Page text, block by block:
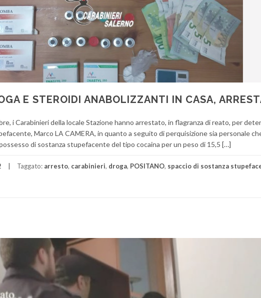
E STEROIDI ANABOLIZZANTI IN CASA,
i Carabinieri della locale Stazione hanno arrestato, in flagranza di reato, per
Marco LA CAMERA, in quanto a seguito di perquisizione sia personale
di sostanza stupefacente del tipo cocaina per un peso di 15,5 […]
Taggato: arresto, carabinieri, droga, POSITANO, spaccio di sostanza